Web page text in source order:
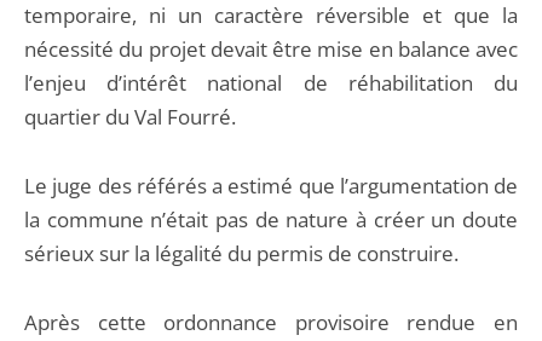
temporaire, ni un caractère réversible et que la
nécessité du projet devait être mise en balance avec
l’enjeu d’intérêt national de réhabilitation du
quartier du Val Fourré.
Le juge des référés a estimé que l’argumentation de
la commune n’était pas de nature à créer un doute
sérieux sur la légalité du permis de construire.
Après cette ordonnance provisoire rendue en